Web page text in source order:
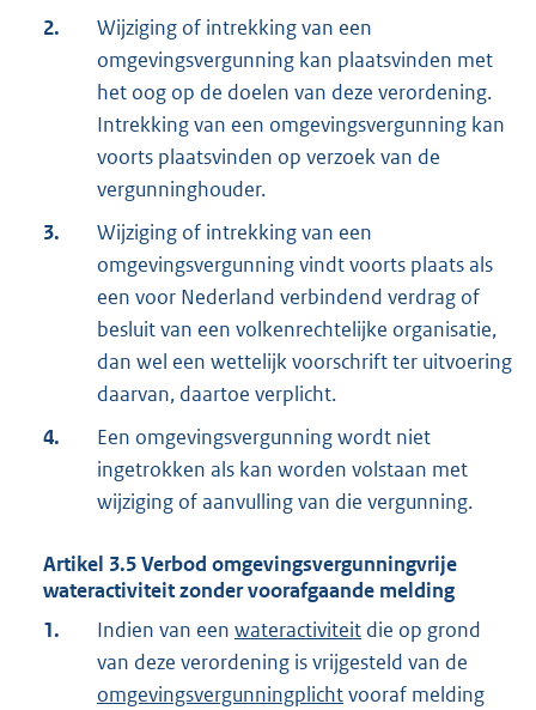
2.
Wijziging of intrekking van een
omgevingsvergunning kan plaatsvinden met
het oog op de doelen van deze verordening.
Intrekking van een omgevingsvergunning kan
voorts plaatsvinden op verzoek van de
vergunninghouder.
3.
Wijziging of intrekking van een
omgevingsvergunning vindt voorts plaats als
een voor Nederland verbindend verdrag of
besluit van een volkenrechtelijke organisatie,
dan wel een wettelijk voorschrift ter uitvoering
daarvan, daartoe verplicht.
4.
Een omgevingsvergunning wordt niet
ingetrokken als kan worden volstaan met
wijziging of aanvulling van die vergunning.
Artikel 3.5Verbod omgevingsvergunningvrije
wateractiviteit zonder voorafgaande melding
1.
Indien van een wateractiviteit die op grond
van deze verordening is vrijgesteld van de
omgevingsvergunningplichtvooraf melding